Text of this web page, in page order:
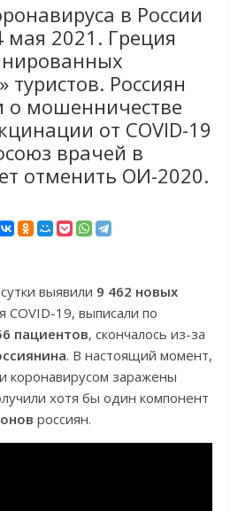
в России
мая 2021. Греция
туристов. Россиян
о мошенничестве
от COVID-19
врачей в
отменить ОИ-2020.
выявили 9 462 новых
COVID-19, выписали по
пациентов, скончалось из-за
. В настоящий момент,
коронавирусом заражены
хотя бы один компонент
россиян.